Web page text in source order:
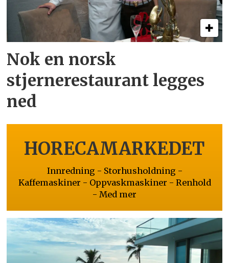
Nok en norsk
stjernerestaurant legges
ned
HORECAMARKEDET
Innredning - Storhusholdning -
Kaffemaskiner - Oppvaskmaskiner - Renhold
- Med mer